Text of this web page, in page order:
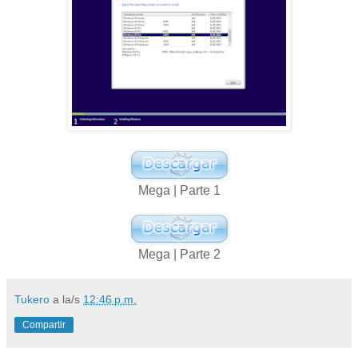
Mega | Parte 1
Mega | Parte 2
Tukero a la/s 12:46 p.m.
Compartir